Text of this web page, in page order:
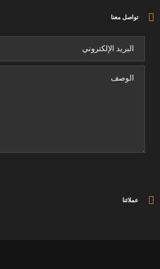
تواصل معنا
عملائنا